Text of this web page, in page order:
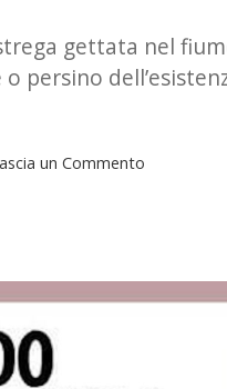
gettata nel
persino
un Commento